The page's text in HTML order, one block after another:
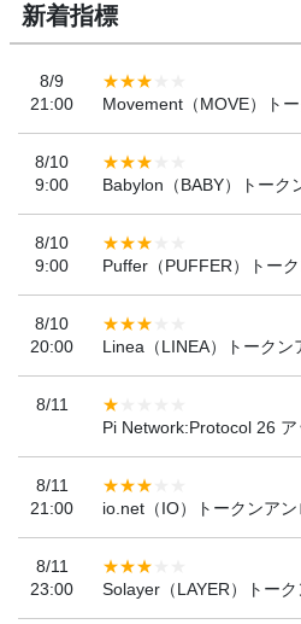
新着指標
8/9
21:00
Movement（MOVE）ト
8/10
9:00
Babylon（BABY）トーク
8/10
9:00
Puffer（PUFFER）トー
8/10
20:00
Linea（LINEA）トークン
8/11
Pi Network:Protocol 26 ア
8/11
21:00
io.net（IO）トークンアン
8/11
23:00
Solayer（LAYER）トー